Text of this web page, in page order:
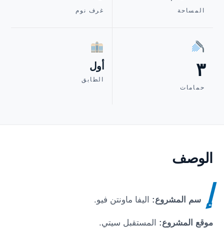
المساحة غرف نوم
٣
حمامات
أول
الطابق
الوصف
إ سم المشروع: اليفا ماونتن فيو.
موقع المشروع: المستقبل سيتي.